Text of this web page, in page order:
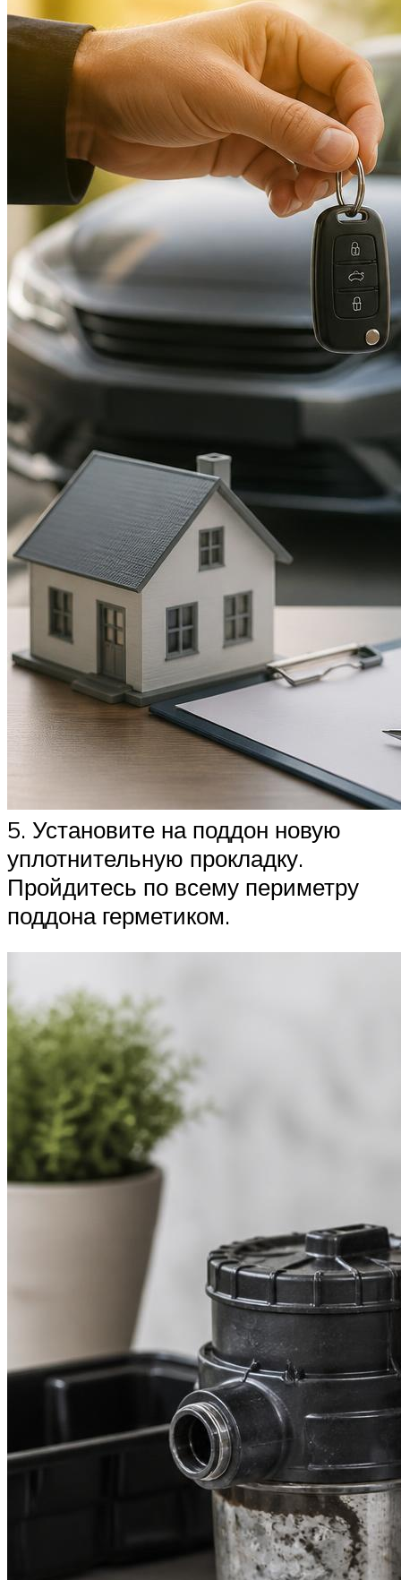
5. Установите на поддон новую
уплотнительную прокладку.
Пройдитесь по всему периметру
поддона герметиком.